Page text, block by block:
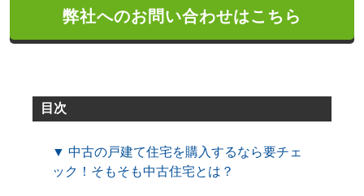
弊社へのお問い合わせはこちら
目次
▼ 中古の戸建て住宅を購入するなら要チェ
ック！そもそも中古住宅とは？